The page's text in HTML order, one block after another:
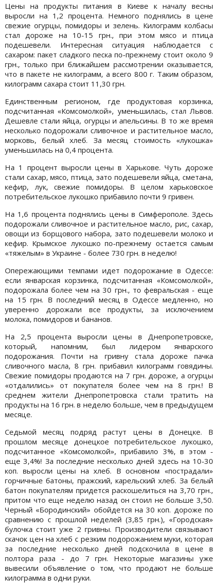
Цены на продукты питания в Киеве к началу весны
выросли на 1,2 процента. Немного поднялись в цене
свежие огурцы, помидоры и зелень. Килограмм колбасы
стал дороже на 10-15 грн., при этом мясо и птица
подешевели. Интересная ситуация наблюдается с
сахаром: пакет сладкого песка по-прежнему стоит около 9
грн., только при ближайшем рассмотрении оказывается,
что в пакете не килограмм, а всего 800 г. Таким образом,
килограмм сахара стоит 11,30 грн.
Единственным регионом, где продуктовая корзинка,
подсчитанная «Комсомолкой», уменьшилась, стал Львов.
Дешевле стали яйца, огурцы и апельсины. В то же время
несколько подорожали сливочное и растительное масло,
морковь, белый хлеб. За месяц стоимость «лукошка»
уменьшилась на 0,4 процента.
На 1 процент выросли цены в Харькове. Чуть дороже
стали сахар, мясо, птица, зато подешевели яйца, сметана,
кефир, лук, свежие помидоры. В целом харьковское
потребительское лукошко прибавило почти 9 гривен.
На 1,6 процента поднялись цены в Симферополе. Здесь
подорожали сливочное и растительное масло, рис, сахар,
овощи из борщового набора, зато подешевели молоко и
кефир. Крымское лукошко по-прежнему остается самым
«тяжелым» в Украине - более 730 грн. в неделю!
Опережающими темпами идет подорожание в Одессе:
если январская корзинка, подсчитанная «Комсомолкой»,
подорожала более чем на 30 грн., то февральская - еще
на 15 грн. В последний месяц в Одессе медленно, но
уверенно дорожали все продукты, за исключением
молока, помидоров и бананов.
На 2,5 процента выросли цены в Днепропетровске,
который, напомним, был лидером январского
подорожания. Почти на гривну стала дороже пачка
сливочного масла, 8 грн. прибавил килограмм говядины.
Свежие помидоры продаются на 7 грн. дороже, а огурцы
«отдалились» от покупателя более чем на 8 грн.! В
среднем жители Днепропетровска стали тратить на
продукты на 16 грн. в неделю больше, чем в предыдущем
месяце.
Седьмой месяц подряд растут цены в Донецке. В
прошлом месяце донецкое потребительское лукошко,
подсчитанное «Комсомолкой», прибавило 3%, в этом -
еще 3,4%! За последние несколько дней здесь на 10-30
коп. выросли цены на хлеб. В основном «пострадали»
горчичные батоны, пражский, карельский хлеб. За белый
батон покупателям придется раскошелиться на 3,70 грн.,
притом что еще неделю назад он стоил не больше 3,50.
Черный «Бородинский» обойдется на 30 коп. дороже по
сравнению с прошлой неделей (3,85 грн.), «Городская»
булочка стоит уже 2 гривны. Производители связывают
скачок цен на хлеб с резким подорожанием муки, которая
за последние несколько дней подскочила в цене в
полтора раза - до 7 грн. Некоторые магазины уже
вывесили объявление о том, что продают не больше
килограмма в одни руки.